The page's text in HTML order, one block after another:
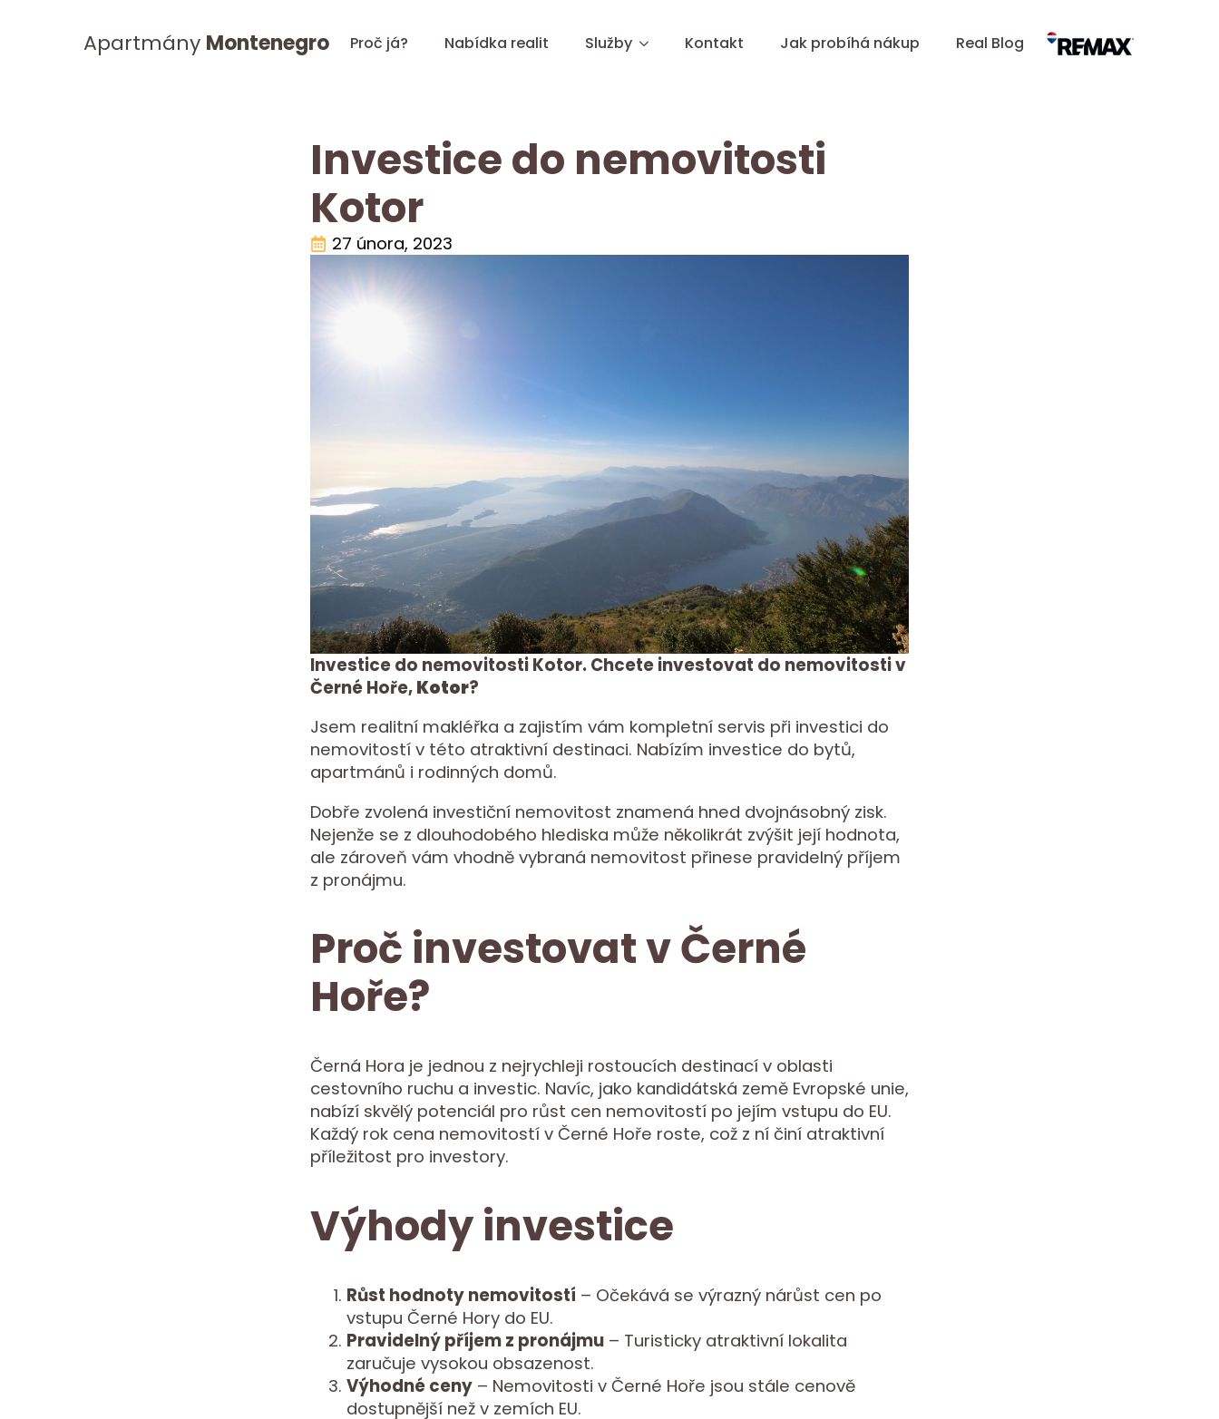
Apartmány Montenegro Proč já? Nabídka realit Služby Kontakt Jak probíhá nákup Real Blog
Investice do nemovitosti
Kotor
27 února, 2023
Investice do nemovitosti Kotor. Chcete investovat do nemovitosti v
Černé Hoře, Kotor?
Jsem realitní makléřka a zajistím vám kompletní servis při investici do
nemovitostí v této atraktivní destinaci. Nabízím investice do bytů,
apartmánů i rodinných domů.
Dobře zvolená investiční nemovitost znamená hned dvojnásobný zisk.
Nejenže se z dlouhodobého hlediska může několikrát zvýšit její hodnota,
ale zároveň vám vhodně vybraná nemovitost přinese pravidelný příjem
z pronájmu.
Proč investovat v Černé
Hoře?
Černá Hora je jednou z nejrychleji rostoucích destinací v oblasti
cestovního ruchu a investic. Navíc, jako kandidátská země Evropské unie,
nabízí skvělý potenciál pro růst cen nemovitostí po jejím vstupu do EU.
Každý rok cena nemovitostí v Černé Hoře roste, což z ní činí atraktivní
příležitost pro investory.
Výhody investice
Růst hodnoty nemovitostí – Očekává se výrazný nárůst cen po
vstupu Černé Hory do EU.
Pravidelný příjem z pronájmu – Turisticky atraktivní lokalita
zaručuje vysokou obsazenost.
Výhodné ceny – Nemovitosti v Černé Hoře jsou stále cenově
dostupnější než v zemích EU.